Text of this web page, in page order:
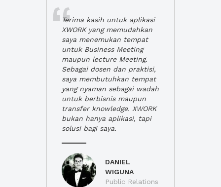
Terima kasih untuk aplikasi
XWORK yang memudahkan
saya menemukan tempat
untuk Business Meeting
maupun lecture Meeting.
Sebagai dosen dan praktisi,
saya membutuhkan tempat
yang nyaman sebagai wadah
untuk berbisnis maupun
transfer knowledge. XWORK
bukan hanya aplikasi, tapi
solusi bagi saya.
DANIEL
WIGUNA
Public Relations